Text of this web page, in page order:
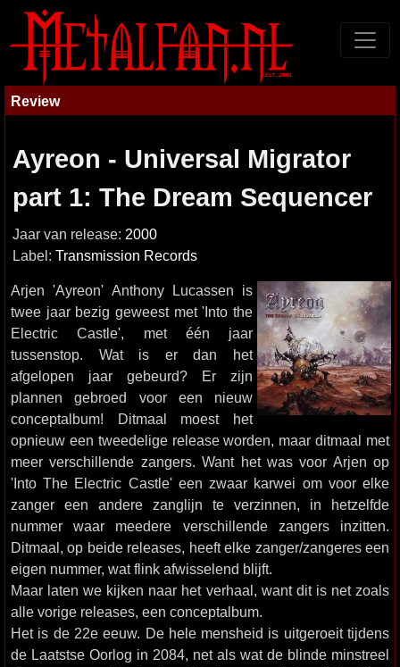
Review
Ayreon - Universal Migrator
part 1: The Dream Sequencer
Jaar van release: 2000
Label: Transmission Records
Arjen 'Ayreon' Anthony Lucassen is
twee jaar bezig geweest met 'Into the
Electric Castle', met één jaar
tussenstop. Wat is er dan het
afgelopen jaar gebeurd? Er zijn
plannen gebroed voor een nieuw
conceptalbum! Ditmaal moest het
opnieuw een tweedelige release worden, maar ditmaal met
meer verschillende zangers. Want het was voor Arjen op
'Into The Electric Castle' een zwaar karwei om voor elke
zanger een andere zanglijn te verzinnen, in hetzelfde
nummer waar meedere verschillende zangers inzitten.
Ditmaal, op beide releases, heeft elke zanger/zangeres een
eigen nummer, wat flink afwisselend blijft.
Maar laten we kijken naar het verhaal, want dit is net zoals
alle vorige releases, een conceptalbum.
Het is de 22e eeuw. De hele mensheid is uitgeroeit tijdens
de Laatstse Oorlog in 2084, net als wat de blinde minstreel